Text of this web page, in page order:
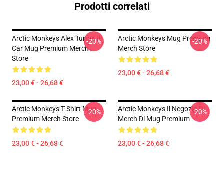
Prodotti correlati
Arctic Monkeys Alex Turner Il
Car Mug Premium Merch
Store
23,00 € - 26,68 €
-20%
Arctic Monkeys Mug Premium
Merch Store
23,00 € - 26,68 €
-20%
Arctic Monkeys T Shirt Mug
Premium Merch Store
23,00 € - 26,68 €
-20%
Arctic Monkeys Il Negozio Di
Merch Di Mug Premium
23,00 € - 26,68 €
-20%